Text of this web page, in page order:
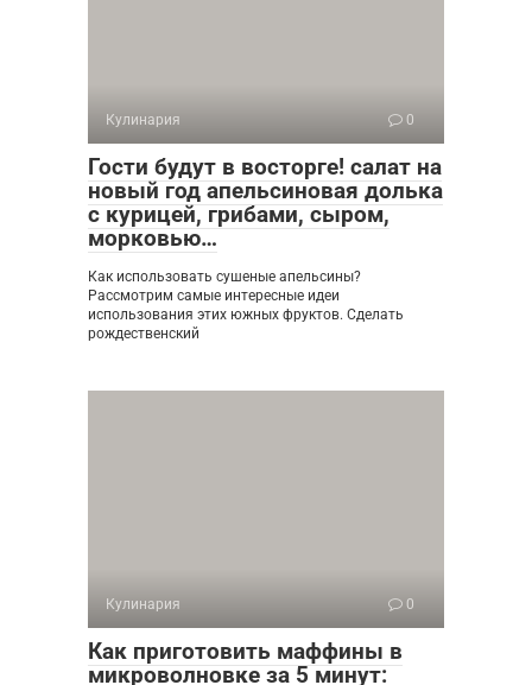
Кулинария 0
Гости будут в восторге! салат на
новый год апельсиновая долька
с курицей, грибами, сыром,
морковью…
Как использовать сушеные апельсины?
Рассмотрим самые интересные идеи
использования этих южных фруктов. Сделать
рождественский
Кулинария 0
Как приготовить маффины в
микроволновке за 5 минут: